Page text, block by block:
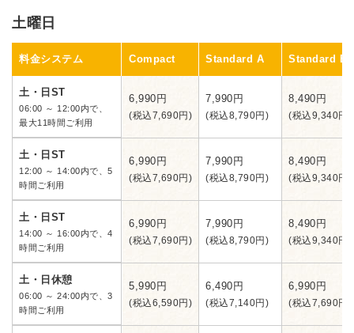
土曜日
料金システム Compact Standard A Standard B
土・日ST
06:00 ～ 12:00内で、
最大11時間ご利用
6,990円
(税込7,690円)
7,990円
(税込8,790円)
8,490円
(税込9,340円)
土・日ST
12:00 ～ 14:00内で、5
時間ご利用
6,990円
(税込7,690円)
7,990円
(税込8,790円)
8,490円
(税込9,340円)
土・日ST
14:00 ～ 16:00内で、4
時間ご利用
6,990円
(税込7,690円)
7,990円
(税込8,790円)
8,490円
(税込9,340円)
土・日休憩
06:00 ～ 24:00内で、3
時間ご利用
5,990円
(税込6,590円)
6,490円
(税込7,140円)
6,990円
(税込7,690円)